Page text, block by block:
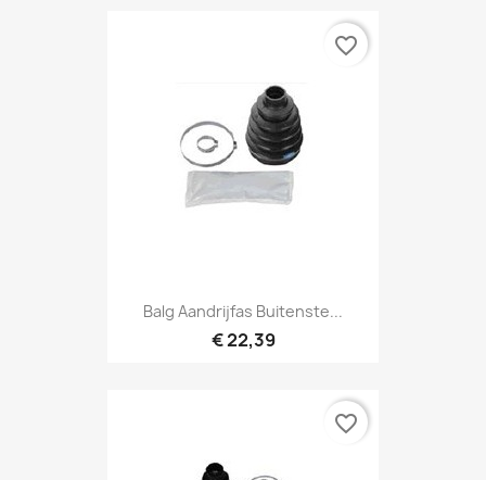
Balg Aandrijfas Buitenste...
€ 22,39
favorite_border
favorite_border